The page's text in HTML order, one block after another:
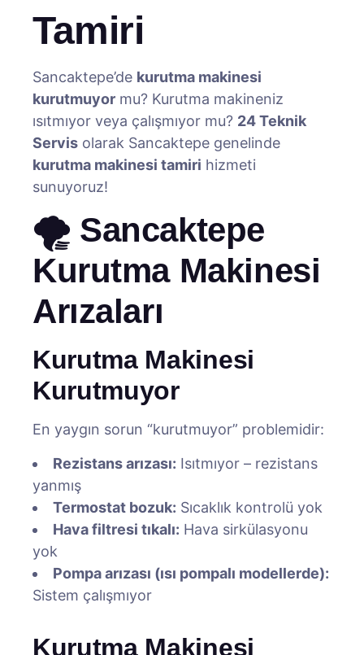
Tamiri
Sancaktepe’de kurutma makinesi
kurutmuyor mu? Kurutma makineniz
ısıtmıyor veya çalışmıyor mu? 24 Teknik
Servis olarak Sancaktepe genelinde
kurutma makinesi tamiri hizmeti
sunuyoruz!
🌪️ Sancaktepe
Kurutma Makinesi
Arızaları
Kurutma Makinesi
Kurutmuyor
En yaygın sorun “kurutmuyor” problemidir:
Rezistans arızası: Isıtmıyor – rezistans
yanmış
Termostat bozuk: Sıcaklık kontrolü yok
Hava filtresi tıkalı: Hava sirkülasyonu
yok
Pompa arızası (ısı pompalı modellerde):
Sistem çalışmıyor
Kurutma Makinesi